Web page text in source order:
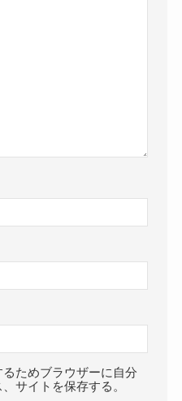
ためブラウザーに自分
サイトを保存する。